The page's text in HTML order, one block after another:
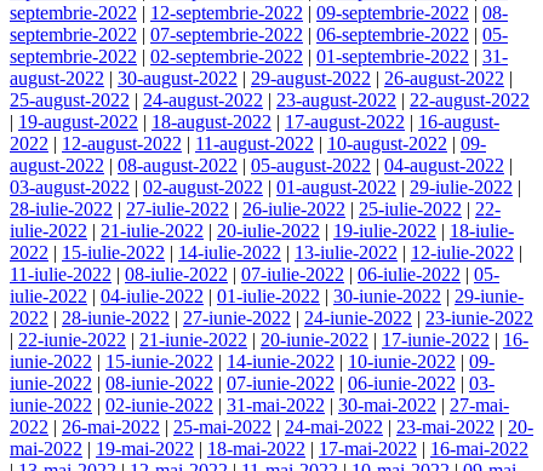
septembrie-2022 | 12-septembrie-2022 | 09-septembrie-2022 | 08-
septembrie-2022 | 07-septembrie-2022 | 06-septembrie-2022 | 05-
septembrie-2022 | 02-septembrie-2022 | 01-septembrie-2022 | 31-
august-2022 | 30-august-2022 | 29-august-2022 | 26-august-2022 |
25-august-2022 | 24-august-2022 | 23-august-2022 | 22-august-2022
| 19-august-2022 | 18-august-2022 | 17-august-2022 | 16-august-
2022 | 12-august-2022 | 11-august-2022 | 10-august-2022 | 09-
august-2022 | 08-august-2022 | 05-august-2022 | 04-august-2022 |
03-august-2022 | 02-august-2022 | 01-august-2022 | 29-iulie-2022 |
28-iulie-2022 | 27-iulie-2022 | 26-iulie-2022 | 25-iulie-2022 | 22-
iulie-2022 | 21-iulie-2022 | 20-iulie-2022 | 19-iulie-2022 | 18-iulie-
2022 | 15-iulie-2022 | 14-iulie-2022 | 13-iulie-2022 | 12-iulie-2022 |
11-iulie-2022 | 08-iulie-2022 | 07-iulie-2022 | 06-iulie-2022 | 05-
iulie-2022 | 04-iulie-2022 | 01-iulie-2022 | 30-iunie-2022 | 29-iunie-
2022 | 28-iunie-2022 | 27-iunie-2022 | 24-iunie-2022 | 23-iunie-2022
| 22-iunie-2022 | 21-iunie-2022 | 20-iunie-2022 | 17-iunie-2022 | 16-
iunie-2022 | 15-iunie-2022 | 14-iunie-2022 | 10-iunie-2022 | 09-
iunie-2022 | 08-iunie-2022 | 07-iunie-2022 | 06-iunie-2022 | 03-
iunie-2022 | 02-iunie-2022 | 31-mai-2022 | 30-mai-2022 | 27-mai-
2022 | 26-mai-2022 | 25-mai-2022 | 24-mai-2022 | 23-mai-2022 | 20-
mai-2022 | 19-mai-2022 | 18-mai-2022 | 17-mai-2022 | 16-mai-2022